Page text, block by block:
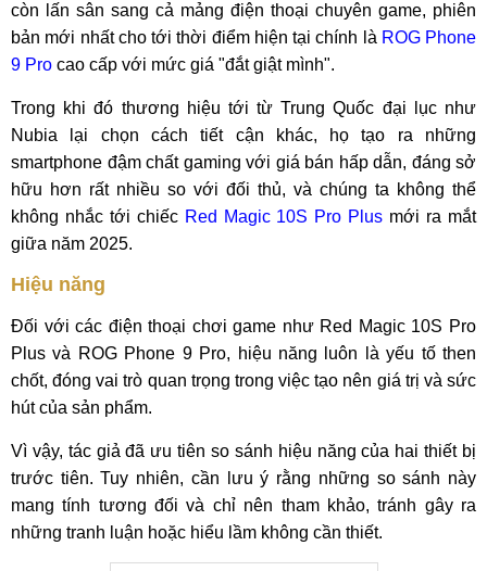
còn lấn sân sang cả mảng điện thoại chuyên game, phiên
bản mới nhất cho tới thời điểm hiện tại chính là ROG Phone
9 Pro cao cấp với mức giá "đắt giật mình".
Trong khi đó thương hiệu tới từ Trung Quốc đại lục như
Nubia lại chọn cách tiết cận khác, họ tạo ra những
smartphone đậm chất gaming với giá bán hấp dẫn, đáng sở
hữu hơn rất nhiều so với đối thủ, và chúng ta không thể
không nhắc tới chiếc Red Magic 10S Pro Plus mới ra mắt
giữa năm 2025.
Hiệu năng
Đối với các điện thoại chơi game như Red Magic 10S Pro
Plus và ROG Phone 9 Pro, hiệu năng luôn là yếu tố then
chốt, đóng vai trò quan trọng trong việc tạo nên giá trị và sức
hút của sản phẩm.
Vì vậy, tác giả đã ưu tiên so sánh hiệu năng của hai thiết bị
trước tiên. Tuy nhiên, cần lưu ý rằng những so sánh này
mang tính tương đối và chỉ nên tham khảo, tránh gây ra
những tranh luận hoặc hiểu lầm không cần thiết.